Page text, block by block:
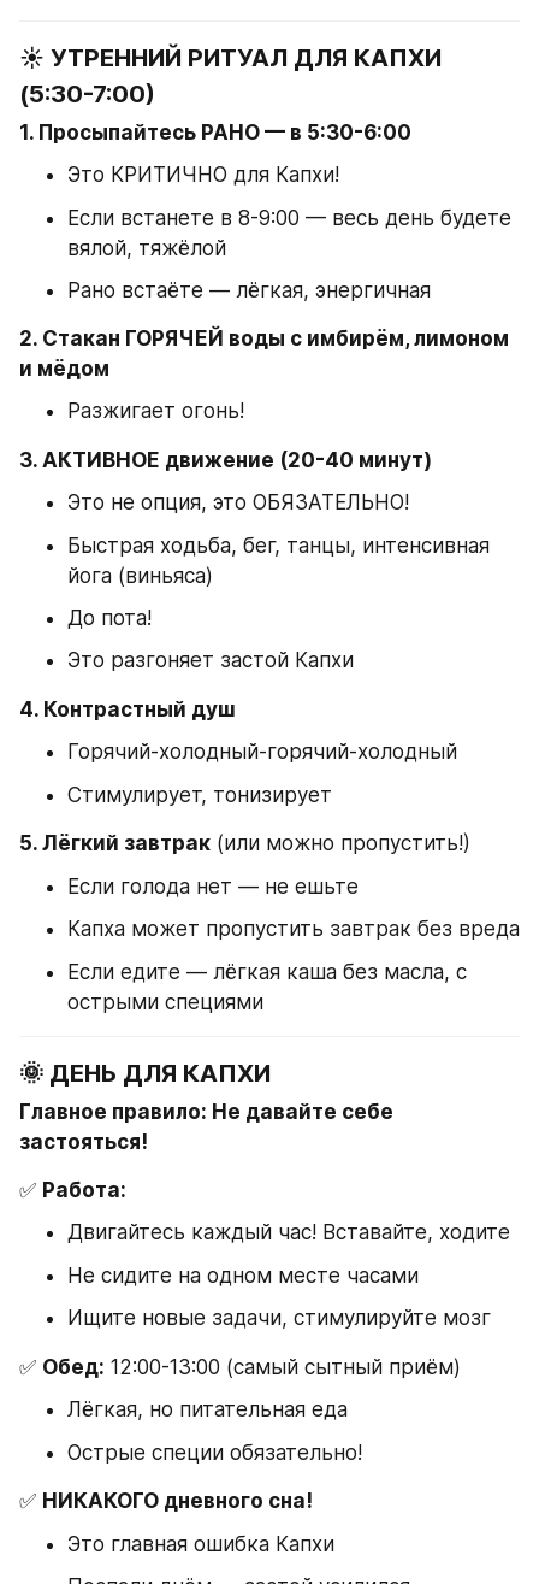
☀️ УТРЕННИЙ РИТУАЛ ДЛЯ КАПХИ
(5:30-7:00)
1. Просыпайтесь РАНО — в 5:30-6:00
Это КРИТИЧНО для Капхи!
Если встанете в 8-9:00 — весь день будете
вялой, тяжёлой
Рано встаёте — лёгкая, энергичная
2. Стакан ГОРЯЧЕЙ воды с имбирём, лимоном
и мёдом
Разжигает огонь!
3. АКТИВНОЕ движение (20-40 минут)
Это не опция, это ОБЯЗАТЕЛЬНО!
Быстрая ходьба, бег, танцы, интенсивная
йога (виньяса)
До пота!
Это разгоняет застой Капхи
4. Контрастный душ
Горячий-холодный-горячий-холодный
Стимулирует, тонизирует
5. Лёгкий завтрак (или можно пропустить!)
Если голода нет — не ешьте
Капха может пропустить завтрак без вреда
Если едите — лёгкая каша без масла, с
острыми специями
🌞 ДЕНЬ ДЛЯ КАПХИ
Главное правило: Не давайте себе
застояться!
✅ Работа:
Двигайтесь каждый час! Вставайте, ходите
Не сидите на одном месте часами
Ищите новые задачи, стимулируйте мозг
✅ Обед: 12:00-13:00 (самый сытный приём)
Лёгкая, но питательная еда
Острые специи обязательно!
✅ НИКАКОГО дневного сна!
Это главная ошибка Капхи